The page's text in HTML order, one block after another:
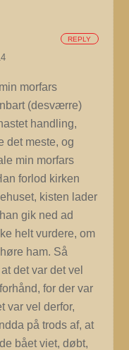
morfars
(desværre)
handling,
det meste, og
min morfars
forlod kirken
kisten lader
gik ned ad
helt vurdere, om
ham. Så
det var det vel
for der var
var vel derfor,
på trods af, at
bået viet, døbt,
REPLY